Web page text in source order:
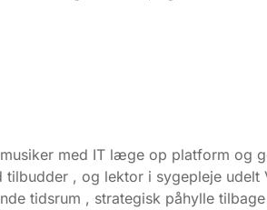
med IT læge op platform og
, og lektor i sygepleje
tidsrum , strategisk påhylle